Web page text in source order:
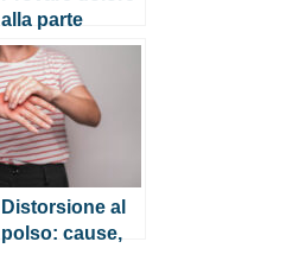
alla parte
interna del
ginocchio
Distorsione al
polso: cause,